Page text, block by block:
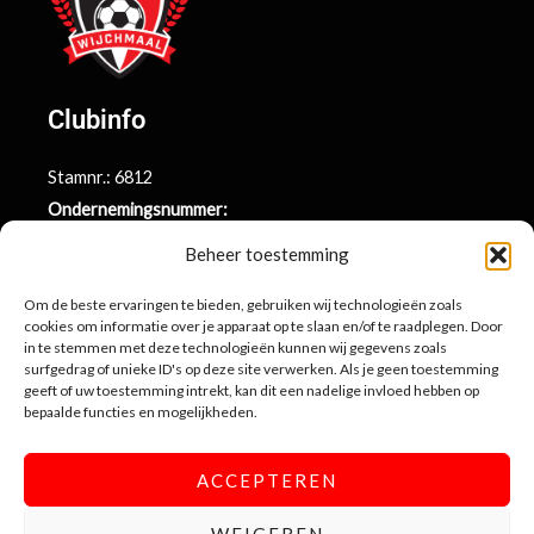
Beheer toestemming
Om de beste ervaringen te bieden, gebruiken wij technologieën zoals
cookies om informatie over je apparaat op te slaan en/of te raadplegen. Door
in te stemmen met deze technologieën kunnen wij gegevens zoals
surfgedrag of unieke ID's op deze site verwerken. Als je geen toestemming
geeft of uw toestemming intrekt, kan dit een nadelige invloed hebben op
bepaalde functies en mogelijkheden.
ACCEPTEREN
Clubinfo
Stamnr.: 6812
Ondernemingsnummer:
BE71 9731 6439 9169
Contactinformatie